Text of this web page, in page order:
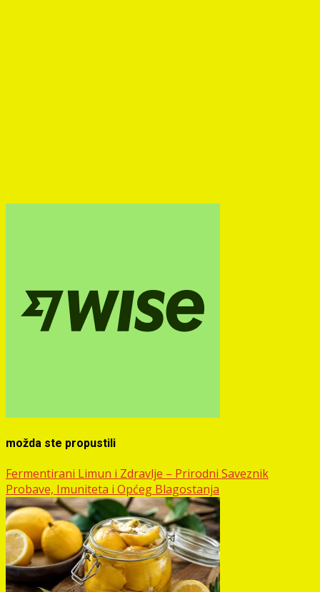
možda ste propustili
Fermentirani Limun i Zdravlje – Prirodni Saveznik
Probave, Imuniteta i Općeg Blagostanja